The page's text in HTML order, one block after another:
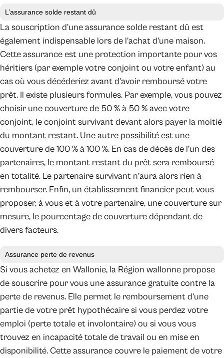
L’assurance solde restant dû
La souscription d’une assurance solde restant dû est
également indispensable lors de l’achat d’une maison.
Cette assurance est une protection importante pour vos
héritiers (par exemple votre conjoint ou votre enfant) au
cas où vous décéderiez avant d’avoir remboursé votre
prêt. Il existe plusieurs formules. Par exemple, vous pouvez
choisir une couverture de 50 % à 50 % avec votre
conjoint, le conjoint survivant devant alors payer la moitié
du montant restant. Une autre possibilité est une
couverture de 100 % à 100 %. En cas de décès de l’un des
partenaires, le montant restant du prêt sera remboursé
en totalité. Le partenaire survivant n’aura alors rien à
rembourser. Enfin, un établissement financier peut vous
proposer, à vous et à votre partenaire, une couverture sur
mesure, le pourcentage de couverture dépendant de
divers facteurs.
Assurance perte de revenus
Si vous achetez en Wallonie, la Région wallonne propose
de souscrire pour vous une assurance gratuite contre la
perte de revenus. Elle permet le remboursement d’une
partie de votre prêt hypothécaire si vous perdez votre
emploi (perte totale et involontaire) ou si vous vous
trouvez en incapacité totale de travail ou en mise en
disponibilité. Cette assurance couvre le paiement de votre